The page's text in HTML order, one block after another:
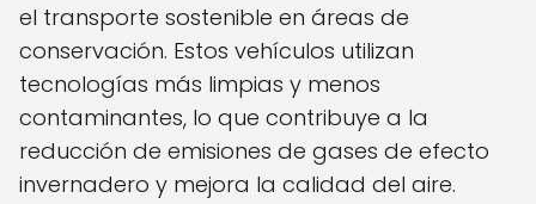
el transporte sostenible en áreas de
conservación. Estos vehículos utilizan
tecnologías más limpias y menos
contaminantes, lo que contribuye a la
reducción de emisiones de gases de efecto
invernadero y mejora la calidad del aire.